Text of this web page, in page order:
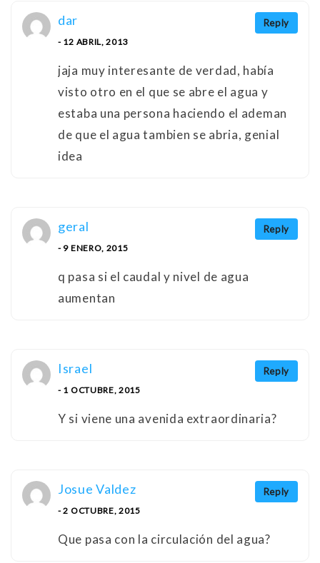
Reply
dar
- 12 ABRIL, 2013
jaja muy interesante de verdad, había
visto otro en el que se abre el agua y
estaba una persona haciendo el ademan
de que el agua tambien se abria, genial
idea
Reply
geral
- 9 ENERO, 2015
q pasa si el caudal y nivel de agua
aumentan
Reply
Israel
- 1 OCTUBRE, 2015
Y si viene una avenida extraordinaria?
Reply
Josue Valdez
- 2 OCTUBRE, 2015
Que pasa con la circulación del agua?